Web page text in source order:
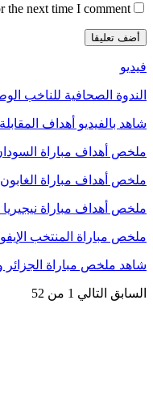
the next time I comment.
فيديو
الندوة الصحافية للناخب
شاهد بالفيديو أهداف
ملخص أهداف مباراة السودان
ملخص أهداف مباراة
ملخص أهداف مباراة
ملخص مباراة المنتخب
شاهد ملخص مباراة الجزائر
السابق التالي 1 من 52